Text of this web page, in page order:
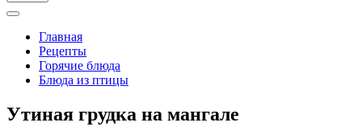
Главная
Рецепты
Горячие блюда
Блюда из птицы
Утиная грудка на мангале